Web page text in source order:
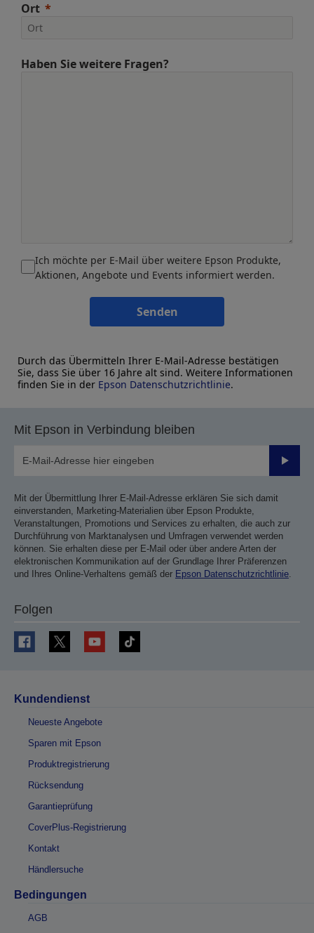
Ort
Haben Sie weitere Fragen?
Ich möchte per E-Mail über weitere Epson Produkte,
Aktionen, Angebote und Events informiert werden.
Senden
Durch das Übermitteln Ihrer E-Mail-Adresse bestätigen
Sie, dass Sie über 16 Jahre alt sind. Weitere Informationen
finden Sie in der Epson Datenschutzrichtlinie.
Mit Epson in Verbindung bleiben
Mit der Übermittlung Ihrer E-Mail-Adresse erklären Sie sich damit
einverstanden, Marketing-Materialien über Epson Produkte,
Veranstaltungen, Promotions und Services zu erhalten, die auch zur
Durchführung von Marktanalysen und Umfragen verwendet werden
können. Sie erhalten diese per E-Mail oder über andere Arten der
elektronischen Kommunikation auf der Grundlage Ihrer Präferenzen
und Ihres Online-Verhaltens gemäß der Epson Datenschutzrichtlinie.
Folgen
Kundendienst
Neueste Angebote
Sparen mit Epson
Produktregistrierung
Rücksendung
Garantieprüfung
CoverPlus-Registrierung
Kontakt
Händlersuche
Bedingungen
AGB